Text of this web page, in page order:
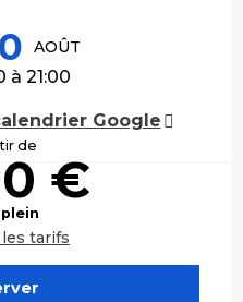
AOÛT
à 21:00
Google
de
€
tarifs